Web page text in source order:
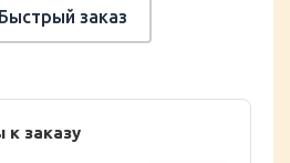
Быстрый заказ
к заказу